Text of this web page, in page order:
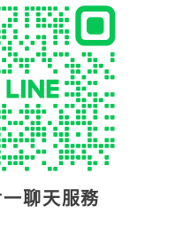
聊天服務